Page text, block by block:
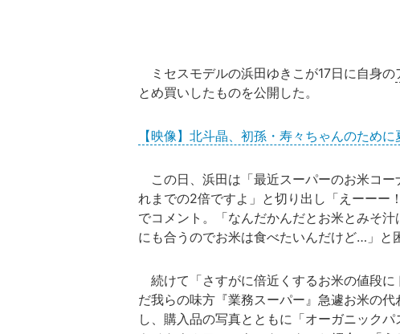
ミセスモデルの浜田ゆきこが17日に自身の
とめ買いしたものを公開した。
【映像】北斗晶、初孫・寿々ちゃんのために
この日、浜田は「最近スーパーのお米コー
れまでの2倍ですよ」と切り出し「えーーー
でコメント。「なんだかんだとお米とみそ
にも合うのでお米は食べたいんだけど…」と
続けて「さすがに倍近くするお米の値段
だ我らの味方『業務スーパー』急遽お米の
し、購入品の写真とともに「オーガニック